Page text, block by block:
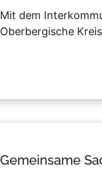
Mit dem
Oberbergische
Gemeinsame